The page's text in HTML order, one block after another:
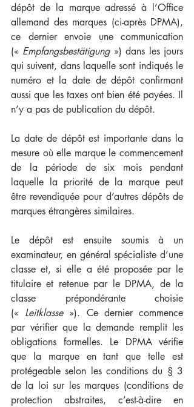
dépôt de la marque adressé à l’Office
allemand des marques (ci-après DPMA),
ce dernier envoie une communication
(« Empfangsbestätigung ») dans les jours
qui suivent, dans laquelle sont indiqués le
numéro et la date de dépôt confirmant
aussi que les taxes ont bien été payées. Il
n’y a pas de publication du dépôt.
La date de dépôt est importante dans la
mesure où elle marque le commencement
de la période de six mois pendant
laquelle la priorité de la marque peut
être revendiquée pour d’autres dépôts de
marques étrangères similaires.
Le dépôt est ensuite soumis à un
examinateur, en général spécialiste d’une
classe et, si elle a été proposée par le
titulaire et retenue par le DPMA, de la
classe prépondérante choisie
(« Leitklasse »). Ce dernier commence
par vérifier que la demande remplit les
obligations formelles. Le DPMA vérifie
que la marque en tant que telle est
protégeable selon les conditions du § 3
de la loi sur les marques (conditions de
protection abstraites, c’est-à-dire en